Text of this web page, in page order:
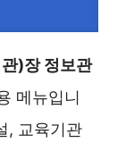
)장 정보관
메뉴입니
, 교육기관